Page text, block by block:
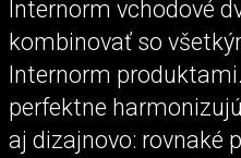
Internorm vchodové
kombinovať so
Internorm
perfektne
aj dizajnovo: rovnaké